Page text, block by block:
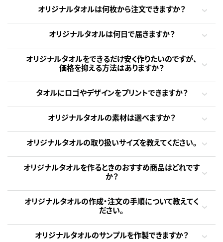
オリジナルタオルは何枚から注文できますか？
オリジナルタオルは何日で届きますか？
オリジナルタオルをできるだけ安く作りたいのですが、
価格を抑える方法はありますか？
タオルにロゴやデザインをプリントできますか？
オリジナルタオルの素材は選べますか？
オリジナルタオルの取り扱いサイズを教えてください。
オリジナルタオルを作るときのおすすめ商品はどれです
か？
オリジナルタオルの作成・注文の手順について教えてく
ださい。
オリジナルタオルのサンプルを作製できますか？